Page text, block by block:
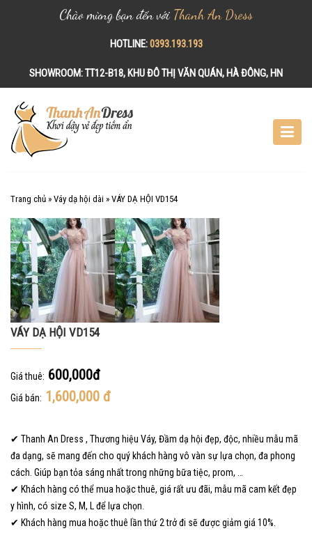
Chào mừng bạn đến với Thanh An Dress
HOTLINE:0393.193.193
SHOWROOM:TT12-B18, KHU ĐÔ THỊ VĂN QUÁN, HÀ ĐÔNG, HN
Trang chủ » Váy dạ hội dài » VÁY DẠ HỘI VD154
VÁY DẠ HỘI VD154
Giá thuê: 600,000đ
Giá bán: 1,600,000 đ
✔ Thanh An Dress , Thương hiệu Váy, Đầm dạ hội đẹp, độc, nhiều mẫu mã
đa dạng, sẽ mang đến cho quý khách hàng vô vàn sự lựa chọn, đa phong
cách. Giúp bạn tỏa sáng nhất trong những bữa tiệc, prom, …
✔ Khách hàng có thể mua hoặc thuê, giá rất ưu đãi, mẫu mã cam kết đẹp
y hình, có size S, M, L để lựa chọn.
✔ Khách hàng mua hoặc thuê lần thứ 2 trở đi sẽ được giảm giá 10%.